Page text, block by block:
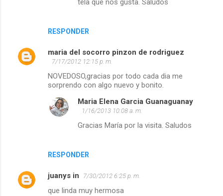
RESPONDER
tela que nos gusta. Saludos
maria del socorro pinzon de rodriguez
7/17/2012 12:15 p. m.
NOVEDOSO,gracias por todo cada dia me
sorprendo con algo nuevo y bonito.
RESPONDER
Maria Elena Garcia Guanaguanay
1/16/2013 10:08 a. m.
Gracias María por la visita. Saludos
juanys in 7/30/2012 6:25 p. m.
que linda muy hermosa